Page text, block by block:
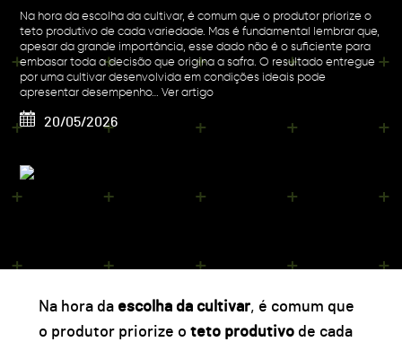
Na hora da escolha da cultivar, é comum que o produtor priorize o
teto produtivo de cada variedade. Mas é fundamental lembrar que,
apesar da grande importância, esse dado não é o suficiente para
embasar toda a decisão que origina a safra. O resultado entregue
por uma cultivar desenvolvida em condições ideais pode
apresentar desempenho…Ver artigo
20/05/2026
Na hora da escolha da cultivar, é comum que
o produtor priorize o teto produtivode cada